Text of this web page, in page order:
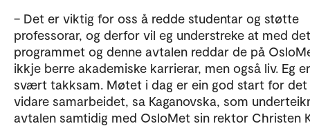
– Det er viktig for oss å redde studentar og støtte
professorar, og derfor vil eg understreke at med
programmet og denne avtalen reddar de på
ikkje berre akademiske karrierar, men også liv. Eg er
svært takksam. Møtet i dag er ein god start for det
vidare samarbeidet, sa Kaganovska, som
avtalen samtidig med OsloMet sin rektor Christen